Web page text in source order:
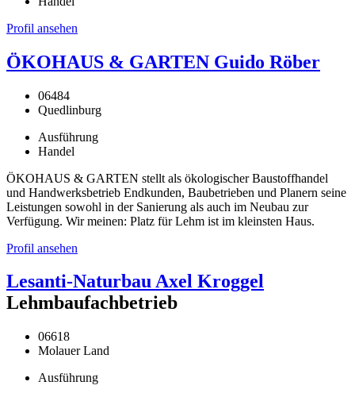
Profil ansehen
ÖKOHAUS & GARTEN Guido Röber
06484
Quedlinburg
Ausführung
Handel
ÖKOHAUS & GARTEN stellt als ökologischer Baustoffhandel
und Handwerksbetrieb Endkunden, Baubetrieben und Planern seine
Leistungen sowohl in der Sanierung als auch im Neubau zur
Verfügung. Wir meinen: Platz für Lehm ist im kleinsten Haus.
Profil ansehen
Lesanti-Naturbau Axel Kroggel
Lehmbaufachbetrieb
06618
Molauer Land
Ausführung